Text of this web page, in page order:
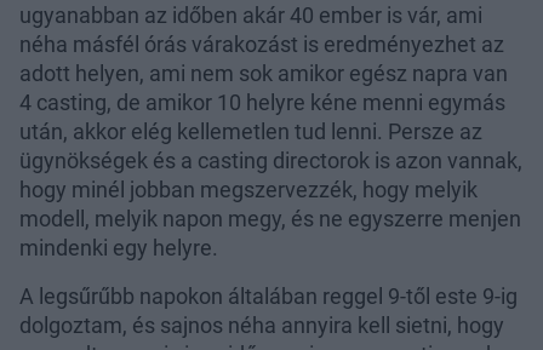
ugyanabban az időben akár 40 ember is vár, ami
néha másfél órás várakozást is eredményezhet az
adott helyen, ami nem sok amikor egész napra van
4 casting, de amikor 10 helyre kéne menni egymás
után, akkor elég kellemetlen tud lenni. Persze az
ügynökségek és a casting directorok is azon vannak,
hogy minél jobban megszervezzék, hogy melyik
modell, melyik napon megy, és ne egyszerre menjen
mindenki egy helyre.
A legsűrűbb napokon általában reggel 9-től este 9-ig
dolgoztam, és sajnos néha annyira kell sietni, hogy